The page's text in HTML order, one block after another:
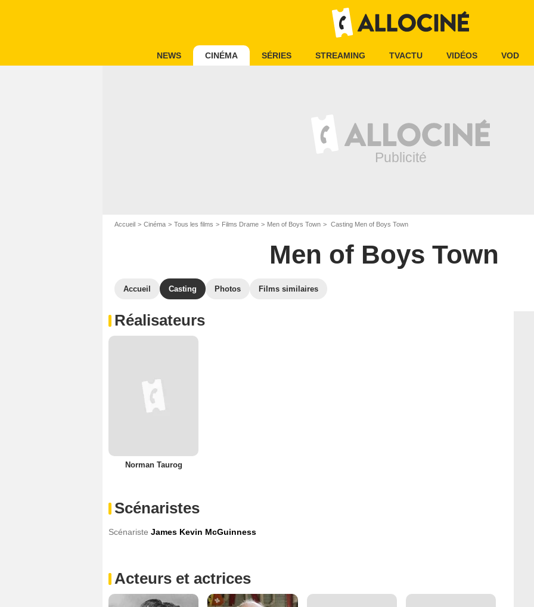
NEWS CINÉMA SÉRIES STREAMING TVACTU VIDÉOS VOD
Accueil Cinéma Tous les films Films Drame Men of Boys Town Casting Men of Boys Town
Men of Boys Town
Accueil Casting Photos Films similaires
Réalisateurs
Norman Taurog
Scénaristes
Scénariste James Kevin McGuinness
Acteurs et actrices